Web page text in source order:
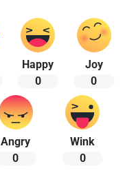
Happy
0
Joy
0
Angry
0
Wink
0